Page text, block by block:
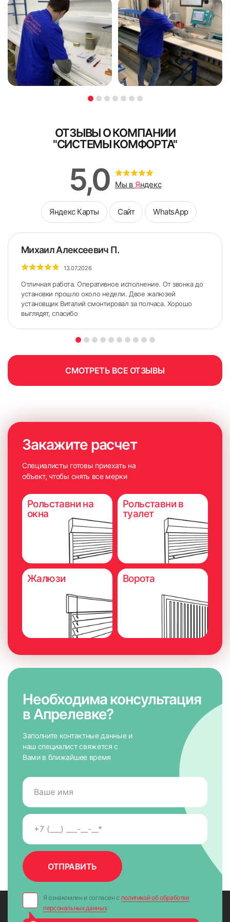
4. Удалить защитную пленку со скотча на карнизе. Не
допускать попадания на скотч пыли и грязи, не браться за
скотч пальцами.
5. По сделанным ранее меткам приложить карниз.
точного горизонтального расположения карниза.
6. Плотно прижать карниз на 5-10 секунд для максимально
надёжного приклеивания.
7. На направляющих снять защитную пленку для скотча,
приложить к окну и крепко прижать по всей высоте на 5-
10 сек. для максимально надежного крепления.
Я ознакомлен и согласен сполитикой об обработке
персональных данных
Доплата при курьерской доставке
В случае доставки заказа нашим курьером, без монтажа -
доплата принимается наличными.
Я ознакомлен и согласен сполитикой об обработке
персональных данных
Поле обязательно для заполнения
ОТЗЫВЫ О КОМПАНИИ
"СИСТЕМЫ КОМФОРТА"
5,0 Мы в Яндекс
Яндекс Карты Сайт WhatsApp
Михаил Алексеевич П.
13.07.2026
Отличная работа. Оперативное исполнение. От звонка до
установки прошло около недели. Двое жалюзей
установщик Виталий смонтировал за полчаса. Хорошо
выглядят, спасибо
СМОТРЕТЬ ВСЕ ОТЗЫВЫ
Закажите расчет
Специалисты готовы приехать на
объект, чтобы снять все мерки
Рольставни на
окна
Рольставни в
туалет
Жалюзи Ворота
Необходима консультация
в Апрелевке?
Заполните контактные данные и
наш специалист свяжется с
Вами в ближайшее время
Я ознакомлен и согласен с политикой об обработке
персональных данных